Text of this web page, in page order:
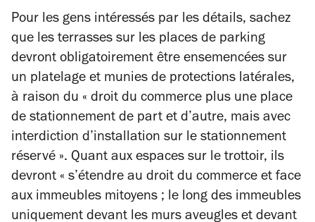
Pour les gens intéressés par les détails, sachez
que les terrasses sur les places de parking
devront obligatoirement être ensemencées sur
un platelage et munies de protections latérales,
à raison du « droit du commerce plus une place
de stationnement de part et d’autre, mais avec
interdiction d’installation sur le stationnement
réservé ». Quant aux espaces sur le trottoir, ils
devront « s’étendre au droit du commerce et face
aux immeubles mitoyens ; le long des immeubles
uniquement devant les murs aveugles et devant